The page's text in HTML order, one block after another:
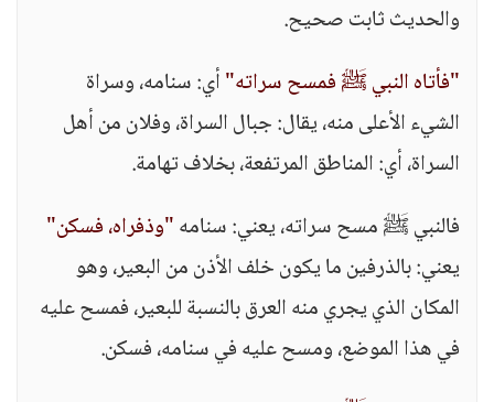
والحديث ثابت صحيح.
"فأتاه النبي ﷺ فمسح سراته"أي: سنامه، وسراة
الشيء الأعلى منه، يقال: جبال السراة، وفلان من أهل
السراة، أي: المناطق المرتفعة، بخلاف تهامة.
فالنبي ﷺ مسح سراته، يعني: سنامه"وذفراه، فسكن"
يعني: بالذرفين ما يكون خلف الأذن من البعير، وهو
المكان الذي يجري منه العرق بالنسبة للبعير، فمسح عليه
في هذا الموضع، ومسح عليه في سنامه، فسكن.